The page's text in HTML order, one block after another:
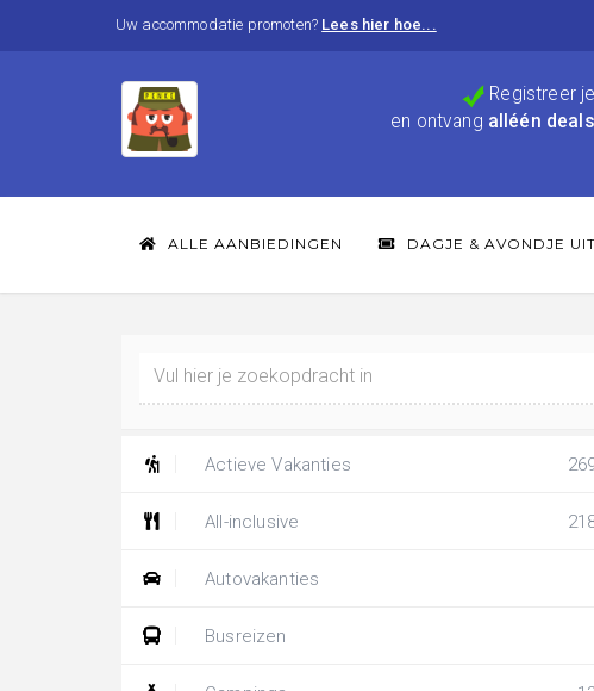
Uw accommodatie promoten? Lees hier hoe...
Registreer
en ontvang alléén
ALLE AANBIEDINGEN DAGJE & AVONDJE UIT
Actieve Vakanties
All-inclusive
Autovakanties
Busreizen